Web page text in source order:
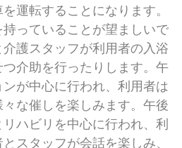
運転することになります。
っていることが望ましいで
護スタッフが利用者の入浴
介助を行ったりします。午
が中心に行われ、利用者は
な催しを楽しみます。午後
ハビリを中心に行われ、利
スタッフが会話を楽しみ、